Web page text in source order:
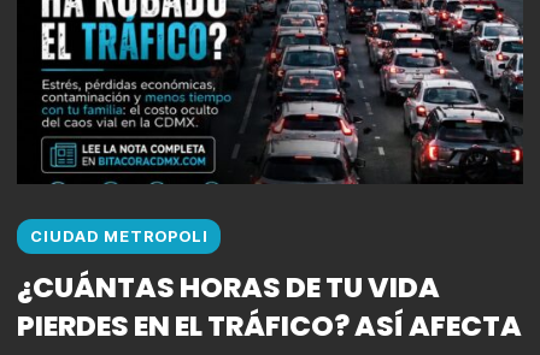
CIUDAD METROPOLI
¿CUÁNTAS HORAS DE TU VIDA
PIERDES EN EL TRÁFICO? ASÍ AFECTA